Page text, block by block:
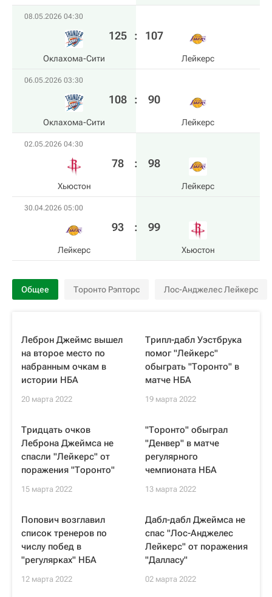
08.05.2026 04:30
Оклахома-Сити
125 : 107
Лейкерс
06.05.2026 03:30
Оклахома-Сити
108 : 90
Лейкерс
02.05.2026 04:30
Хьюстон
78 : 98
Лейкерс
30.04.2026 05:00
Лейкерс
93 : 99
Хьюстон
Общее Торонто Рэпторс Лос-Анджелес Лейкерс
Леброн Джеймс вышел
на второе место по
набранным очкам в
истории НБА
20 марта 2022
Трипл-дабл Уэстбрука
помог "Лейкерс"
обыграть "Торонто" в
матче НБА
19 марта 2022
Тридцать очков
Леброна Джеймса не
спасли "Лейкерс" от
поражения "Торонто"
15 марта 2022
"Торонто" обыграл
"Денвер" в матче
регулярного
чемпионата НБА
13 марта 2022
Попович возглавил
список тренеров по
числу побед в
"регулярках" НБА
12 марта 2022
Дабл-дабл Джеймса не
спас "Лос-Анджелес
Лейкерс" от поражения
"Далласу"
02 марта 2022